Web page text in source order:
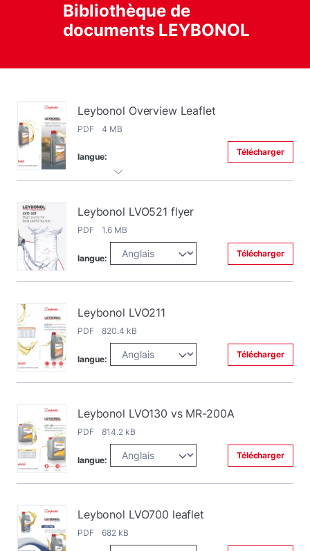
Bibliothèque de
documents LEYBONOL
Leybonol Overview Leaflet
PDF 4 MB
langue: Télécharger
Leybonol LVO521 flyer
PDF 1.6 MB
langue: Télécharger
Leybonol LVO211
PDF 820.4 kB
langue: Télécharger
Leybonol LVO130 vs MR-200A
PDF 814.2 kB
langue: Télécharger
Leybonol LVO700 leaflet
PDF 682 kB